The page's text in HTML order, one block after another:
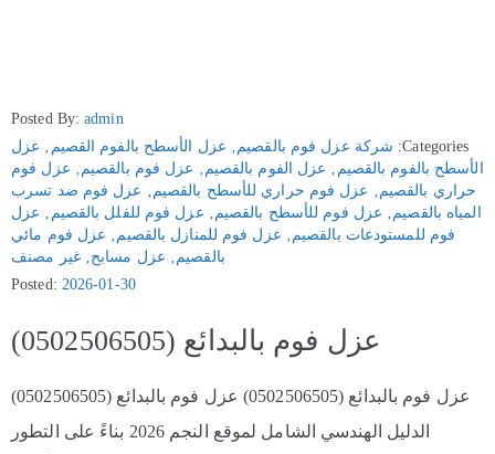
Posted By:admin
Categories:
شركة عزل فوم بالقصيم‚ عزل الأسطح بالفوم القصيم ‚ عزل
الأسطح بالفوم بالقصيم ‚ عزل الفوم بالقصيم‚ عزل فوم بالقصيم‚ عزل فوم
حراري بالقصيم‚ عزل فوم حراري للأسطح بالقصيم‚ عزل فوم ضد تسرب
المياه بالقصيم‚ عزل فوم للأسطح بالقصيم‚ عزل فوم للفلل بالقصيم ‚ عزل
فوم للمستودعات بالقصيم‚ عزل فوم للمنازل بالقصيم‚ عزل فوم مائي
بالقصيم‚ عزل مسابح‚غير مصنف
Posted: 2026-01-30
عزل فوم بالبدائع (0502506505)
عزل فوم بالبدائع (0502506505) عزل فوم بالبدائع (0502506505)
الدليل الهندسي الشامل لموقع النجم 2026 بناءً على التطور